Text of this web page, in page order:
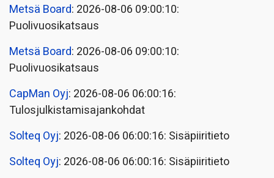
Metsä Board: 2026-08-06 09:00:10:
Puolivuosikatsaus
Metsä Board: 2026-08-06 09:00:10:
Puolivuosikatsaus
CapMan Oyj: 2026-08-06 06:00:16:
Tulosjulkistamisajankohdat
Solteq Oyj: 2026-08-06 06:00:16: Sisäpiiritieto
Solteq Oyj: 2026-08-06 06:00:16: Sisäpiiritieto